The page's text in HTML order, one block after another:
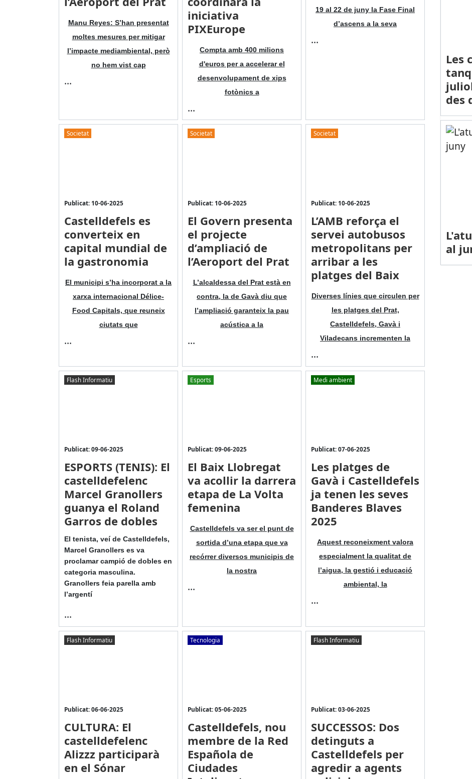
Manu Reyes: S’han presentat
moltes mesures per mitigar
l’impacte mediambiental, però
no hem vist cap
...
iniciativa
PIXEurope
Compta amb 400 milions
d'euros per a accelerar el
desenvolupament de xips
fotònics a
...
19 al 22 de juny la Fase Final
d’ascens a la seva
...
Societat
Publicat: 10-06-2025
Castelldefels es
converteix en
capital mundial de
la gastronomia
El municipi s’ha incorporat a la
xarxa internacional Délice-
Food Capitals, que reuneix
ciutats que
...
Societat
Publicat: 10-06-2025
El Govern presenta
el projecte
d’ampliació de
l’Aeroport del Prat
L’alcaldessa del Prat està en
contra, la de Gavà diu que
l’ampliació garanteix la pau
acústica a la
...
Societat
Publicat: 10-06-2025
L’AMB reforça el
servei autobusos
metropolitans per
arribar a les
platges del Baix
Diverses línies que circulen per
les platges del Prat,
Castelldefels, Gavà i
Viladecans incrementen la
...
Flash Informatiu
Publicat: 09-06-2025
ESPORTS (TENIS): El
castelldefelenc
Marcel Granollers
guanya el Roland
Garros de dobles
El tenista, veí de Castelldefels,
Marcel Granollers es va
proclamar campió de dobles en
categoria masculina.
Granollers feia parella amb
l’argentí
...
Esports
Publicat: 09-06-2025
El Baix Llobregat
va acollir la darrera
etapa de La Volta
femenina
Castelldefels va ser el punt de
sortida d’una etapa que va
recórrer diversos municipis de
la nostra
...
Medi ambient
Publicat: 07-06-2025
Les platges de
Gavà i Castelldefels
ja tenen les seves
Banderes Blaves
2025
Aquest reconeixment valora
especialment la qualitat de
l’aigua, la gestió i educació
ambiental, la
...
Flash Informatiu
Publicat: 06-06-2025
CULTURA: El
castelldefelenc
Alizzz participarà
en el Sónar
Tecnologia
Publicat: 05-06-2025
Castelldefels, nou
membre de la Red
Española de
Ciudades
Flash Informatiu
Publicat: 03-06-2025
SUCCESSOS: Dos
detinguts a
Castelldefels per
agredir a agents
Les
des
al